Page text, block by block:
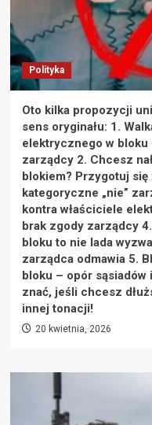
Polityka
Oto kilka propozycji
sens oryginału: 1.
elektrycznego w
zarządcy 2. Chcesz
blokiem? Przygotuj
kategoryczne „nie”
kontra właściciele
brak zgody zarządcy
bloku to nie lada
zarządca odmawia 5.
bloku – opór
znać, jeśli chcesz
innej tonacji!
20 kwietnia, 2026